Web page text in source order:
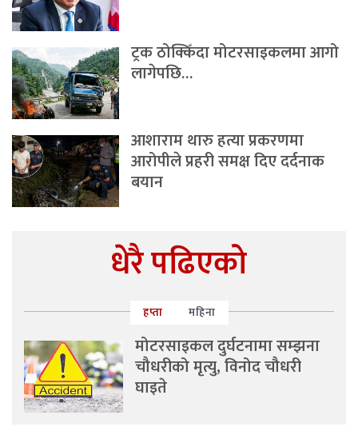
ट्रक ठोक्किँदा मोटरसाइकलमा आगो
लागेपछि…
आशाराम थारु हत्या प्रकरणमा
आरोपीले प्रहरी समक्ष दिए दर्दनाक
बयान
धेरै पढिएको
हप्ता महिना
मोटरसाइकल दुर्घटनामा सम्झना
चौधरीको मृत्यु, विनोद चौधरी
घाइते